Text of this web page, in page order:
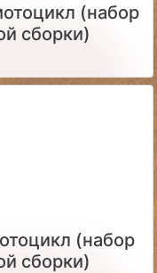
(набор
сборки)
(набор
сборки)